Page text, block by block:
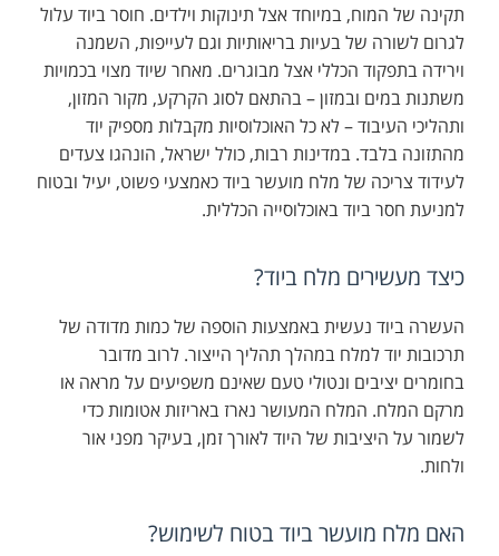
תקינה של המוח, במיוחד אצל תינוקות וילדים. חוסר ביוד עלול
לגרום לשורה של בעיות בריאותיות וגם לעייפות, השמנה
וירידה בתפקוד הכללי אצל מבוגרים. מאחר שיוד מצוי בכמויות
משתנות במים ובמזון – בהתאם לסוג הקרקע, מקור המזון,
ותהליכי העיבוד – לא כל האוכלוסיות מקבלות מספיק יוד
מהתזונה בלבד. במדינות רבות, כולל ישראל, הונהגו צעדים
לעידוד צריכה של מלח מועשר ביוד כאמצעי פשוט, יעיל ובטוח
למניעת חסר ביוד באוכלוסייה הכללית.
כיצד מעשירים מלח ביוד?
העשרה ביוד נעשית באמצעות הוספה של כמות מדודה של
תרכובות יוד למלח במהלך תהליך הייצור. לרוב מדובר
בחומרים יציבים ונטולי טעם שאינם משפיעים על מראה או
מרקם המלח. המלח המעושר נארז באריזות אטומות כדי
לשמור על היציבות של היוד לאורך זמן, בעיקר מפני אור
ולחות.
האם מלח מועשר ביוד בטוח לשימוש?